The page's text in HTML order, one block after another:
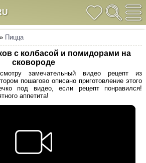
Пицца
с колбасой и помидорами на
сковороде
замечательный видео рецепт из
пошагово описано приготовление этого
под видео, если рецепт понравился!
аппетита!